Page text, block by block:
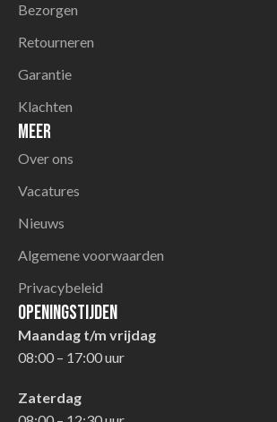
Bezorgen
Retourneren
Garantie
Klachten
Meer
Over ons
Vacatures
Nieuws
Algemene voorwaarden
Privacybeleid
Openingstijden
Maandag t/m vrijdag
08:00 – 17:00 uur
Zaterdag